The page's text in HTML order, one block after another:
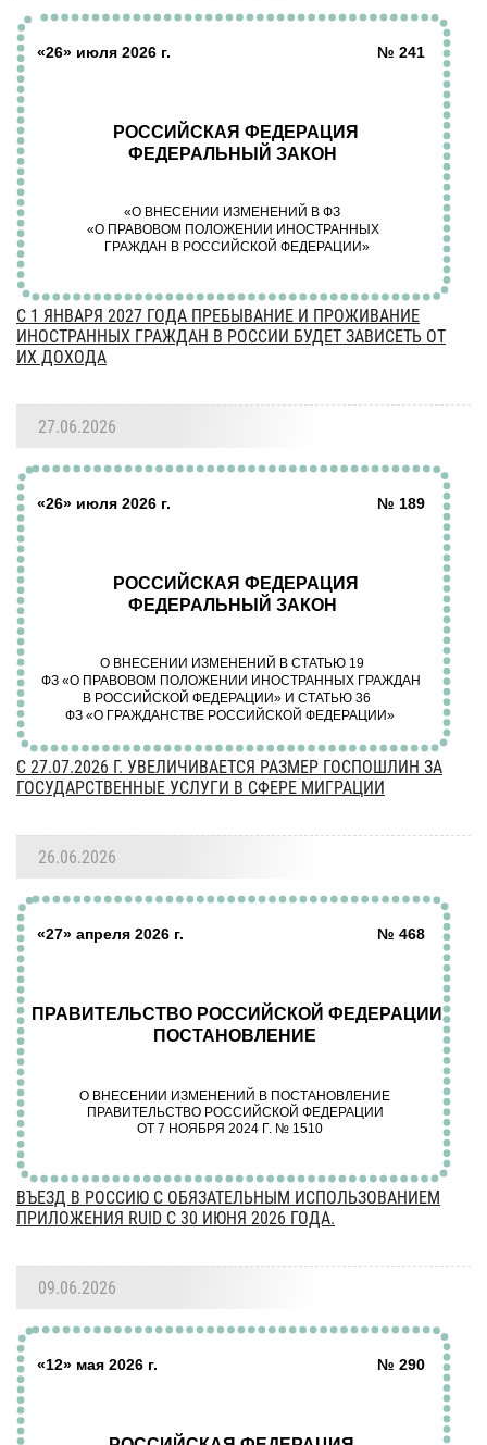
С 1 ЯНВАРЯ 2027 ГОДА ПРЕБЫВАНИЕ И ПРОЖИВАНИЕ
ИНОСТРАННЫХ ГРАЖДАН В РОССИИ БУДЕТ ЗАВИСЕТЬ ОТ
ИХ ДОХОДА
27.06.2026
C 27.07.2026 Г. УВЕЛИЧИВАЕТСЯ РАЗМЕР ГОСПОШЛИН ЗА
ГОСУДАРСТВЕННЫЕ УСЛУГИ В СФЕРЕ МИГРАЦИИ
26.06.2026
ВЪЕЗД В РОССИЮ С ОБЯЗАТЕЛЬНЫМ ИСПОЛЬЗОВАНИЕМ
ПРИЛОЖЕНИЯ RUID С 30 ИЮНЯ 2026 ГОДА.
09.06.2026